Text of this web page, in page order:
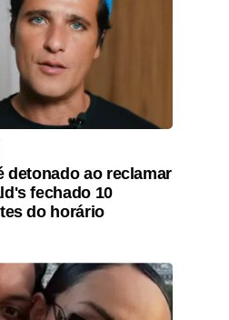
detonado ao reclamar
fechado 10
do horário